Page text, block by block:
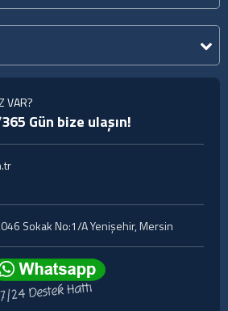
VAR?
Gün bize ulaşın!
Sokak No:1/A Yenişehir, Mersin